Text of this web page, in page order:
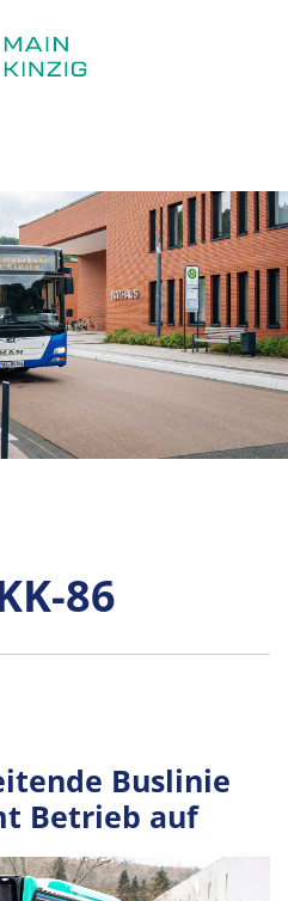
86
Buslinie
Betrieb auf